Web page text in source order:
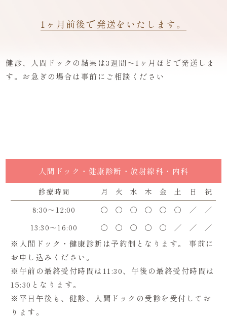
1ヶ月前後で発送をいたします。
健診、人間ドックの結果は3週間〜1ヶ月ほどで発送しま
す。お急ぎの場合は事前にご相談ください
人間ドック・健康診断・放射線科・内科
診療時間 月 火 水 木 金 土 日
祝
8:30～12:00
〇 〇 〇 〇 〇 〇 ／
／
13:30～16:00
〇 〇 〇 〇 〇 ／ ／ ／
※人間ドック・健康診断は予約制となります。 事前に
お申し込みください。
※午前の最終受付時間は11:30、午後の最終受付時間は
15:30となります。
※平日午後も、健診、人間ドックの受診を受付してお
ります。